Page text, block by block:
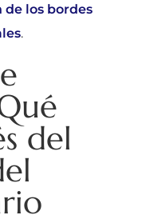
los bordes
.
del